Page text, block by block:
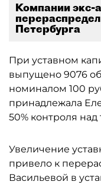
Компании экс-
Петербурга
При уставном
выпущено 9076
номиналом 100
принадлежала
50% контроля
Увеличение
привело к
Васильевой в